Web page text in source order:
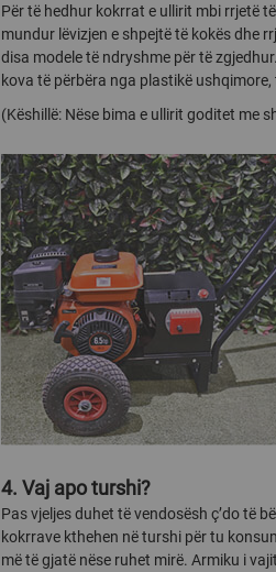
Për të hedhur kokrrat e ullirit mbi rrjetë
mundur lëvizjen e shpejtë të kokës dhe
disa modele të ndryshme për të
kova të përbëra nga plastikë
(Këshillë: Nëse bima e ullirit goditet me
4. Vaj apo turshi?
Pas vjeljes duhet të vendosësh ç’do të
kokrrave kthehen në turshi për tu
më të gjatë nëse ruhet mirë. Armiku i